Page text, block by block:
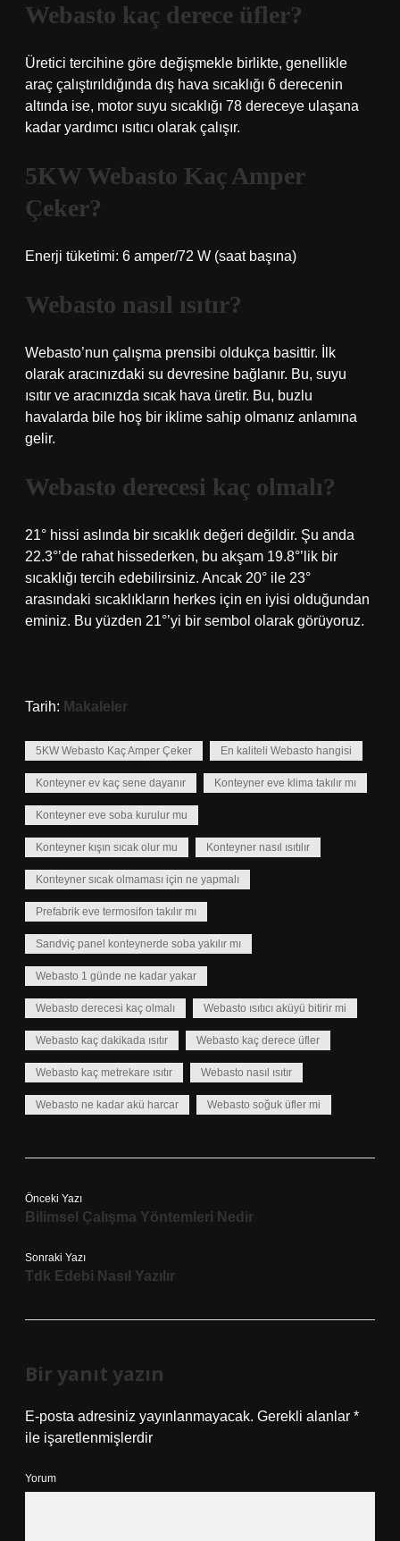
Webasto kaç derece üfler?
Üretici tercihine göre değişmekle birlikte, genellikle
araç çalıştırıldığında dış hava sıcaklığı 6 derecenin
altında ise, motor suyu sıcaklığı 78 dereceye ulaşana
kadar yardımcı ısıtıcı olarak çalışır.
5KW Webasto Kaç Amper
Çeker?
Enerji tüketimi: 6 amper/72 W (saat başına)
Webasto nasıl ısıtır?
Webasto’nun çalışma prensibi oldukça basittir. İlk
olarak aracınızdaki su devresine bağlanır. Bu, suyu
ısıtır ve aracınızda sıcak hava üretir. Bu, buzlu
havalarda bile hoş bir iklime sahip olmanız anlamına
gelir.
Webasto derecesi kaç olmalı?
21° hissi aslında bir sıcaklık değeri değildir. Şu anda
22.3°’de rahat hissederken, bu akşam 19.8°’lik bir
sıcaklığı tercih edebilirsiniz. Ancak 20° ile 23°
arasındaki sıcaklıkların herkes için en iyisi olduğundan
eminiz. Bu yüzden 21°’yi bir sembol olarak görüyoruz.
Tarih: Makaleler
5KW Webasto Kaç Amper Çeker En kaliteli Webasto hangisi
Konteyner ev kaç sene dayanır Konteyner eve klima takılır mı
Konteyner eve soba kurulur mu
Konteyner kışın sıcak olur mu Konteyner nasıl ısıtılır
Konteyner sıcak olmaması için ne yapmalı
Prefabrik eve termosifon takılır mı
Sandviç panel konteynerde soba yakılır mı
Webasto 1 günde ne kadar yakar
Webasto derecesi kaç olmalı Webasto ısıtıcı aküyü bitirir mi
Webasto kaç dakikada ısıtır Webasto kaç derece üfler
Webasto kaç metrekare ısıtır Webasto nasıl ısıtır
Webasto ne kadar akü harcar Webasto soğuk üfler mi
Önceki Yazı
Bilimsel Çalışma Yöntemleri Nedir
Sonraki Yazı
Tdk Edebi Nasıl Yazılır
Bir yanıt yazın
E-posta adresiniz yayınlanmayacak. Gerekli alanlar *
ile işaretlenmişlerdir
Yorum